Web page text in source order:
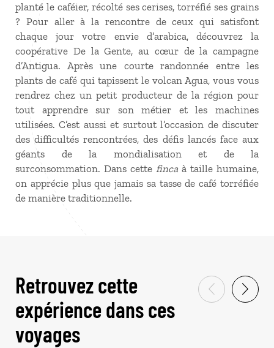
planté le caféier, récolté ses cerises, torréfié ses grains
? Pour aller à la rencontre de ceux qui satisfont
chaque jour votre envie d’arabica, découvrez la
coopérative De la Gente, au cœur de la campagne
d’Antigua. Après une courte randonnée entre les
plants de café qui tapissent le volcan Agua, vous vous
rendrez chez un petit producteur de la région pour
tout apprendre sur son métier et les machines
utilisées. C’est aussi et surtout l’occasion de discuter
des difficultés rencontrées, des défis lancés face aux
géants de la mondialisation et de la
surconsommation. Dans cette finca à taille humaine,
on apprécie plus que jamais sa tasse de café torréfiée
de manière traditionnelle.
Retrouvez cette
expérience dans ces
voyages